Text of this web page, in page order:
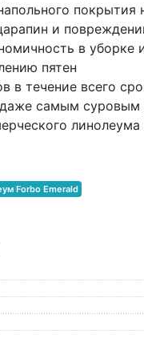
покрытия
и
в уборке
пятен
в течение всего
самым суровым
Forbo Emerald